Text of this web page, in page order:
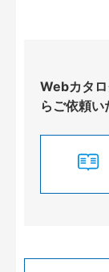
Webカタ
らご依頼い